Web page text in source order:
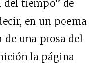
del tiempo” de
en un poema
de una prosa del
la página